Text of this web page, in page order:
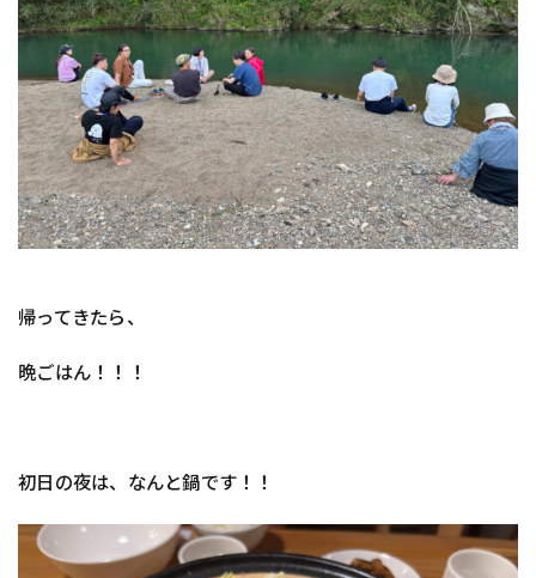
帰ってきたら、
晩ごはん！！！
初日の夜は、なんと鍋です！！